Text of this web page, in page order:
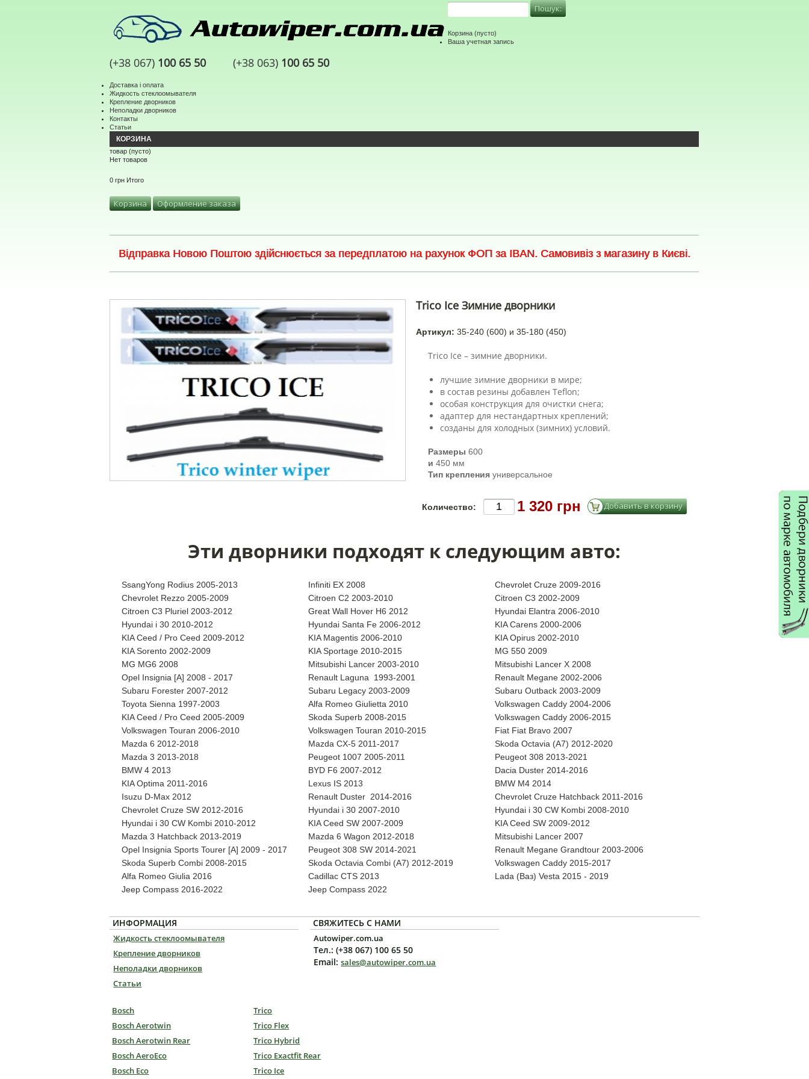
(+38 067) 100 65 50 (+38 063) 100 65 50
Корзина (пусто)
Ваша учетная запись
Доставка і оплата
Жидкость стеклоомывателя
Крепление дворников
Неполадки дворников
Контакты
Статьи
КОРЗИНА
товар (пусто)
Нет товаров
0 грн Итого
Корзина Оформление заказа
Відправка Новою Поштою здійснюється за передплатою на рахунок ФОП за IBAN. Самовивіз з магазину в Києві.
Trico Ice Зимние дворники
Артикул:35-240 (600) и 35-180 (450)
Trico Ice – зимние дворники.
лучшие зимние дворники в мире;
в состав резины добавлен Teflon;
особая конструкция для очистки снега;
адаптер для нестандартных креплений;
созданы для холодных (зимних) условий.
Размеры 600
и 450 мм
Тип крепления универсальное
Количество: 1 320 грн
Эти дворники подходят к следующим авто:
SsangYong Rodius 2005-2013 Infiniti EX 2008
Chevrolet Cruze 2009-2016
Chevrolet Rezzo 2005-2009
Citroen C2 2003-2010
Citroen C3 2002-2009
Citroen C3 Pluriel 2003-2012
Great Wall Hover H6 2012
Hyundai Elantra 2006-2010
Hyundai i 30 2010-2012
Hyundai Santa Fe 2006-2012
KIA Carens 2000-2006
KIA Ceed / Pro Ceed 2009-2012
KIA Magentis 2006-2010
KIA Opirus 2002-2010
KIA Sorento 2002-2009
KIA Sportage 2010-2015
MG 550 2009
MG MG6 2008
Mitsubishi Lancer 2003-2010
Mitsubishi Lancer X 2008
Opel Insignia [A] 2008 - 2017
Renault Laguna 1993-2001
Renault Megane 2002-2006
Subaru Forester 2007-2012
Subaru Legacy 2003-2009
Subaru Outback 2003-2009
Toyota Sienna 1997-2003
Alfa Romeo Giulietta 2010
Volkswagen Caddy 2004-2006
KIA Ceed / Pro Ceed 2005-2009
Skoda Superb 2008-2015
Volkswagen Caddy 2006-2015
Volkswagen Touran 2006-2010
Volkswagen Touran 2010-2015
Fiat Fiat Bravo 2007
Mazda 6 2012-2018
Mazda CX-5 2011-2017
Skoda Octavia (A7) 2012-2020
Mazda 3 2013-2018
Peugeot 1007 2005-2011
Peugeot 308 2013-2021
BMW 4 2013
BYD F6 2007-2012
Dacia Duster 2014-2016
KIA Optima 2011-2016
Lexus IS 2013
BMW M4 2014
Isuzu D-Max 2012
Renault Duster 2014-2016
Chevrolet Cruze Hatchback 2011-2016
Chevrolet Cruze SW 2012-2016
Hyundai i 30 2007-2010
Hyundai i 30 CW Kombi 2008-2010
Hyundai i 30 CW Kombi 2010-2012
KIA Ceed SW 2007-2009
KIA Ceed SW 2009-2012
Mazda 3 Hatchback 2013-2019
Mazda 6 Wagon 2012-2018
Mitsubishi Lancer 2007
Opel Insignia Sports Tourer [A] 2009 - 2017
Peugeot 308 SW 2014-2021
Renault Megane Grandtour 2003-2006
Skoda Superb Combi 2008-2015
Skoda Octavia Combi (А7) 2012-2019
Volkswagen Caddy 2015-2017
Alfa Romeo Giulia 2016
Cadillac CTS 2013
Lada (Ваз) Vesta 2015 - 2019
Jeep Compass 2016-2022
Jeep Compass 2022
ИНФОРМАЦИЯ
Жидкость стеклоомывателя
Крепление дворников
Неполадки дворников
Статьи
СВЯЖИТЕСЬ С НАМИ
Autowiper.com.ua
Тел.: (+38 067) 100 65 50
Email:sales@autowiper.com.ua
Bosch
Bosch Aerotwin
Bosch Aerotwin Rear
Bosch AeroEco
Bosch Eco
Trico
Trico Flex
Trico Hybrid
Trico Exactfit Rear
Trico Ice